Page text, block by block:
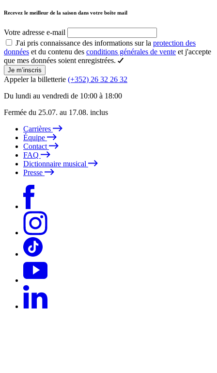
Recevez le meilleur de la saison dans votre boîte mail
Votre adresse e-mail
J'ai pris connaissance des informations sur la protection des
données et du contenu des conditions générales de vente et j'accepte
que mes données soient enregistrées.
Je m’inscris
Appeler la billetterie (+352) 26 32 26 32
Du lundi au vendredi de 10:00 à 18:00
Fermée du 25.07. au 17.08. inclus
Carrières
Équipe
Contact
FAQ
Dictionnaire musical
Presse